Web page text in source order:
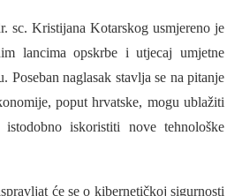
sc. Kristijana Kotarskog usmjereno je
lancima opskrbe i utjecaj umjetne
Poseban naglasak stavlja se na pitanje
poput hrvatske, mogu ublažiti
iskoristiti nove tehnološke
će se o kibernetičkoj sigurnosti